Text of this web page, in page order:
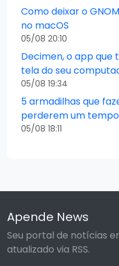
Como deixar o
no macOS
05/08 20:10
Decimen, o app que
tela do seu
05/08 19:34
5 armadilhas que
perderem um
05/08 18:11
Apende News
Seu portal de notícias
atualizado via RSS.